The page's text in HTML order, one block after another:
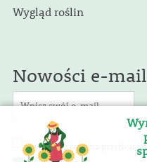
Wygląd roślin
Nowości e-
Wyrażam zgodę na